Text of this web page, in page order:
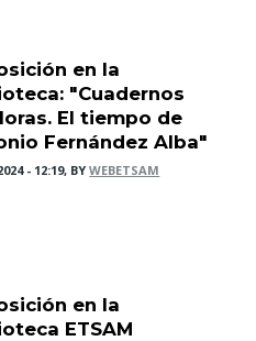
en la
"Cuadernos
El tiempo de
Fernández Alba"
- 12:19, BYWEBETSAM
en la
ETSAM